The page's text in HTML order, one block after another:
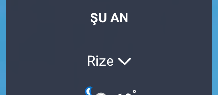
ŞU AN
Rize
Son Dakika Haberleri